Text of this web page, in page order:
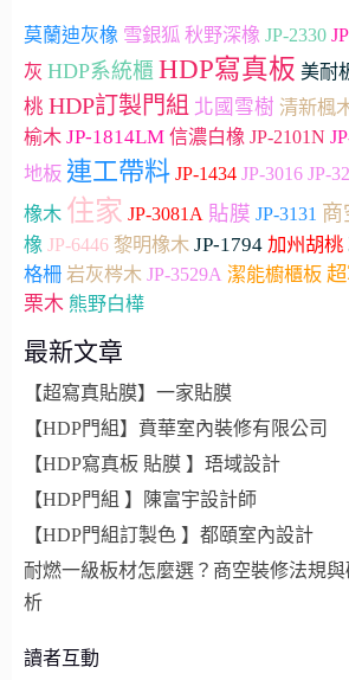
莫蘭迪灰橡 雪銀狐 秋野深橡 JP-2330
灰 HDP系統櫃 HDP寫真板 美耐
桃 HDP訂製門組 北國雪樹 清新楓
榆木 JP-1814LM 信濃白橡 JP-2101N
地板 連工帶料 JP-1434 JP-3016 JP-
橡木 住家 JP-3081A 貼膜 JP-3131 商
橡 JP-6446 黎明橡木 JP-1794 加州胡桃
格柵 岩灰梣木 JP-3529A 潔能櫥櫃板
栗木 熊野白樺
最新文章
【超寫真貼膜】一家貼膜
【HDP門組】賁華室內裝修有限公司
【HDP寫真板 貼膜 】珸域設計
【HDP門組 】陳富宇設計師
【HDP門組訂製色 】都頤室內設計
耐燃一級板材怎麼選？商空裝修法規
析
讀者互動